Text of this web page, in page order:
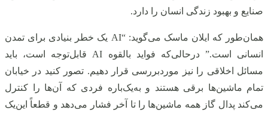
صنایع و بهبود زندگی انسان را دارد.
همان‌طور که ایلان ماسک می‌گوید: “AI یک خطر بنیادی برای تمدن
انسانی است.” درحالی‌که فواید بالقوه AI قابل‌توجه است، باید
مسائل اخلاقی را نیز موردبررسی قرار دهیم. تصور کنید در خیابان
تمام ماشین‌ها برقی هستند و به‌یک‌باره فردی که آن‌ها را کنترل
می‌کند پدال گاز همه ماشین‌ها را تا آخر فشار می‌دهد و قطعاً این‌یک